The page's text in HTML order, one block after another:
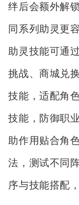
绊后会额外解
同系列助灵更
助灵技能可通
挑战、商城兑
技能，适配角
技能，防御职
助作用贴合角
法，测试不同
序与技能搭配